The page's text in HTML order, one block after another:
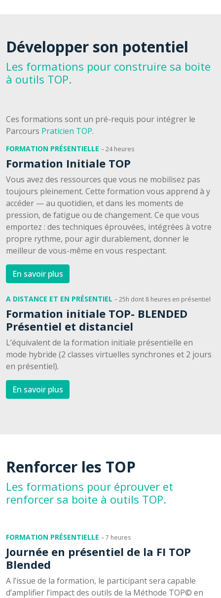
Développer son potentiel
Les formations pour construire sa boite
à outils TOP.
Ces formations sont un pré-requis pour intégrer le
Parcours Praticien TOP.
FORMATION PRÉSENTIELLE – 24 heures
Formation Initiale TOP
Vous avez des ressources que vous ne mobilisez pas
toujours pleinement. Cette formation vous apprend à y
accéder — au quotidien, et dans les moments de
pression, de fatigue ou de changement. Ce que vous
emportez : des techniques éprouvées, intégrées à votre
propre rythme, pour agir durablement, donner le
meilleur de vous-même en vous respectant.
En savoir plus
A DISTANCE ET EN PRÉSENTIEL – 25h dont 8 heures en présentiel
Formation initiale TOP- BLENDED
Présentiel et distanciel
L’équivalent de la formation initiale présentielle en
mode hybride (2 classes virtuelles synchrones et 2 jours
en présentiel).
En savoir plus
Renforcer les TOP
Les formations pour éprouver et
renforcer sa boite à outils TOP.
FORMATION PRÉSENTIELLE – 7 heures
Journée en présentiel de la FI TOP
Blended
A l’issue de la formation, le participant sera capable
d’amplifier l’impact des outils de la Méthode TOP© en